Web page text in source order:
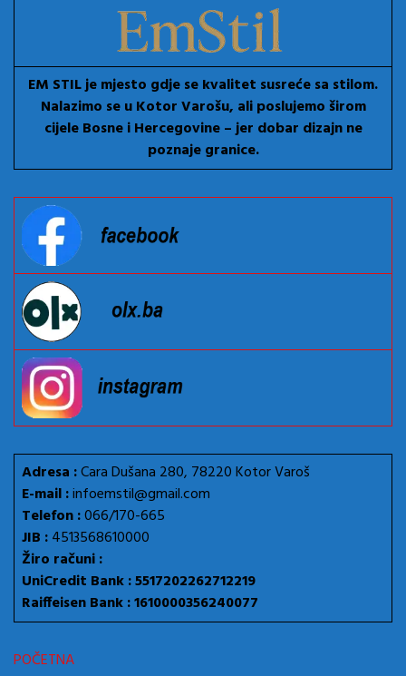
EM STIL je mjesto gdje se kvalitet susreće sa stilom.
Nalazimo se u Kotor Varošu, ali poslujemo širom
cijele Bosne i Hercegovine – jer dobar dizajn ne
poznaje granice.
Adresa :Cara Dušana 280, 78220 Kotor Varoš
E-mail :infoemstil@gmail.com
Telefon :066/170-665
JIB :4513568610000
Žiro računi :
UniCredit Bank : 5517202262712219
Raiffeisen Bank : 1610000356240077
POČETNA